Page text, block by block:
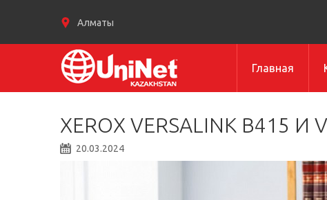
Алматы
Главная
XEROX VERSALINK B415 И
20.03.2024